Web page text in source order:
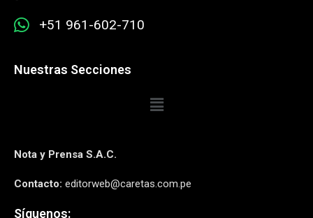
+51 961-602-710
Nuestras Secciones
Nota y Prensa S.A.C.
Contacto: editorweb@caretas.com.pe
Síguenos: